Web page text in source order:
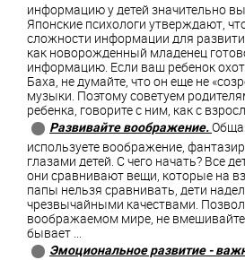
информацию у детей значительно
Японские психологи утверждают,
сложности информации для
как новорожденный младенец
информацию. Если ваш ребенок
Баха, не думайте, что он еще не
музыки. Поэтому советуем
ребенка, говорите с ним, как с
Развивайте воображение.
используете воображение,
глазами детей. С чего начать? Все
они сравнивают вещи, которые на
папы нельзя сравнивать, дети
чрезвычайными качествами.
воображаемом мире, не
бывает ...
Эмоциональное развитие -